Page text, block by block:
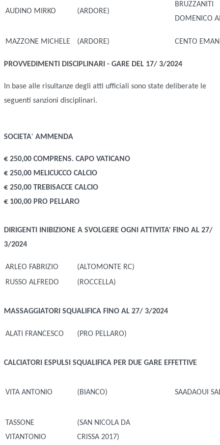
AUDINO MIRKO (ARDORE)
BRUZZANITI
DOMENICO
MAZZONE MICHELE (ARDORE) CENTO
PROVVEDIMENTI DISCIPLINARI - GARE DEL 17/ 3/2024
In base alle risultanze degli atti ufficiali sono state deliberate le
seguenti sanzioni disciplinari.
SOCIETA' AMMENDA
€ 250,00 COMPRENS. CAPO VATICANO
€ 250,00 MELICUCCO CALCIO
€ 250,00 TREBISACCE CALCIO
€ 100,00 PRO PELLARO
DIRIGENTI
INIBIZIONE A SVOLGERE OGNI ATTIVITA' FINO AL 27/
3/2024
ARLEO FABRIZIO
(ALTOMONTE RC)
RUSSO ALFREDO
(ROCCELLA)
MASSAGGIATORI SQUALIFICA FINO AL 27/ 3/2024
ALATI FRANCESCO (PRO PELLARO)
CALCIATORI ESPULSI SQUALIFICA PER DUE GARE EFFETTIVE
VITA ANTONIO (BIANCO) SAADAOUI
TASSONE
VITANTONIO
(SAN NICOLA DA
CRISSA 2017)